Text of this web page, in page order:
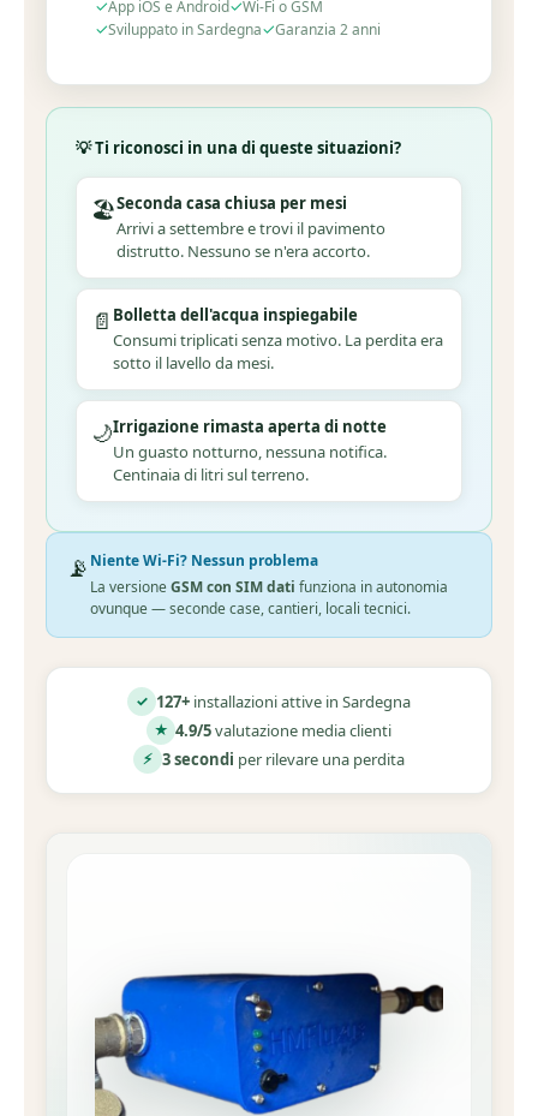
✓App iOS e Android✓Wi-Fi o GSM
✓Sviluppato in Sardegna✓Garanzia 2 anni
💡 Ti riconosci in una di queste situazioni?
🏖️Seconda casa chiusa per mesi
Arrivi a settembre e trovi il pavimento
distrutto. Nessuno se n'era accorto.
📄 Bolletta dell'acqua inspiegabile
Consumi triplicati senza motivo. La perdita era
sotto il lavello da mesi.
🌙Irrigazione rimasta aperta di notte
Un guasto notturno, nessuna notifica.
Centinaia di litri sul terreno.
📡 Niente Wi-Fi? Nessun problema
La versioneGSM con SIM dati funziona in autonomia
ovunque — seconde case, cantieri, locali tecnici.
✓ 127+ installazioni attive in Sardegna
★ 4.9/5valutazione media clienti
⚡ 3 secondi per rilevare una perdita